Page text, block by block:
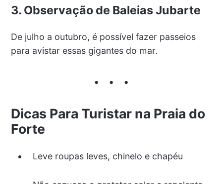
3. Observação de Baleias Jubarte
De julho a outubro, é possível fazer passeios
para avistar essas gigantes do mar.
Dicas Para Turistar na Praia do
Forte
Leve roupas leves, chinelo e chapéu